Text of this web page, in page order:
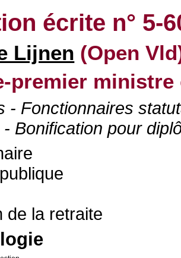
écrite n° 5-
Lijnen (Open
premier
- Fonctionnaires
Bonification pour
de la retraite